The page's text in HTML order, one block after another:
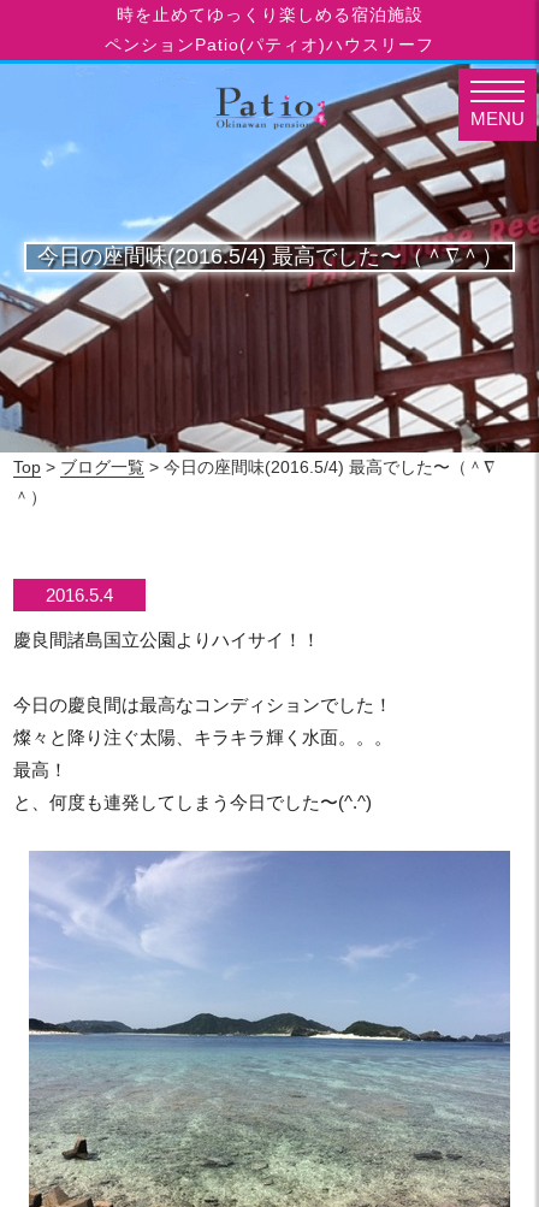
時を止めてゆっくり楽しめる宿泊施設
ペンションPatio(パティオ)ハウスリーフ
今日の座間味(2016.5/4) 最高でした〜（＾∇＾）
Top > ブログ一覧 > 今日の座間味(2016.5/4) 最高でした〜（＾∇
＾）
2016.5.4
慶良間諸島国立公園よりハイサイ！！
今日の慶良間は最高なコンディションでした！
燦々と降り注ぐ太陽、キラキラ輝く水面。。。
最高！
と、何度も連発してしまう今日でした〜(^.^)
MENU